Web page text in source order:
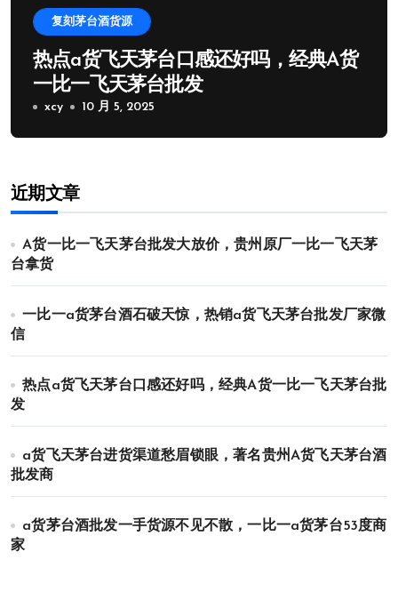
复刻茅台酒货源
热点a货飞天茅台口感还好吗，经典A货
一比一飞天茅台批发
xcy 10 月 5, 2025
近期文章
A货一比一飞天茅台批发大放价，贵州原厂一比一飞天茅
台拿货
一比一a货茅台酒石破天惊，热销a货飞天茅台批发厂家微
信
热点a货飞天茅台口感还好吗，经典A货一比一飞天茅台批
发
a货飞天茅台进货渠道愁眉锁眼，著名贵州A货飞天茅台酒
批发商
a货茅台酒批发一手货源不见不散，一比一a货茅台53度商
家